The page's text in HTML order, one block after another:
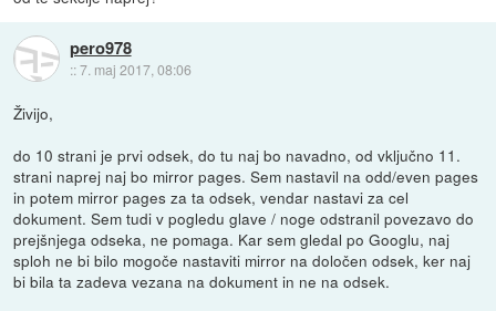
pero978
::7. maj 2017, 08:06
Živijo,
do 10 strani je prvi odsek, do tu naj bo navadno, od vključno 11.
strani naprej naj bo mirror pages. Sem nastavil na odd/even pages
in potem mirror pages za ta odsek, vendar nastavi za cel
dokument. Sem tudi v pogledu glave / noge odstranil povezavo do
prejšnjega odseka, ne pomaga. Kar sem gledal po Googlu, naj
sploh ne bi bilo mogoče nastaviti mirror na določen odsek, ker naj
bi bila ta zadeva vezana na dokument in ne na odsek.